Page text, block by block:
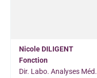
Nicole DILIGENT
Fonction
Dir. Labo. Analyses Méd.